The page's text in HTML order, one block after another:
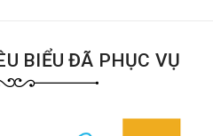
BIỂU ĐÃ PHỤC VỤ